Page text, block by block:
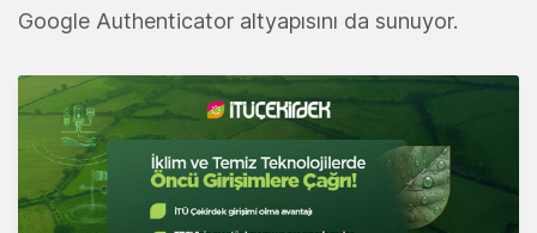
Google Authenticator altyapısını da sunuyor.